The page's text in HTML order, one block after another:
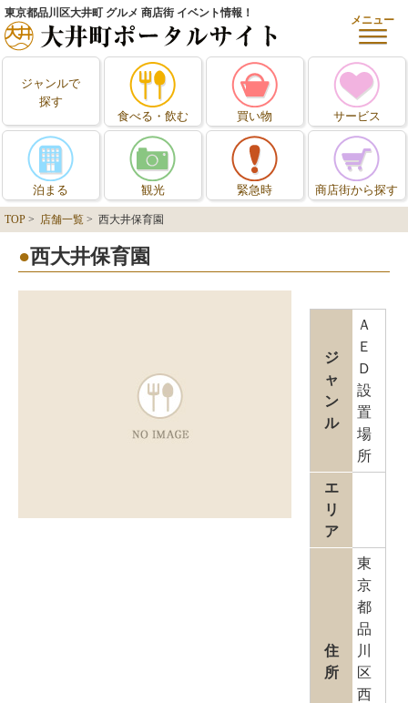
東京都品川区大井町 グルメ 商店街 イベント情報！
メニュー
ジャンルで
探す
食べる・飲む
買い物 サービス
泊まる 観光 緊急時 商店街から探す
TOP > 店舗一覧 > 西大井保育園
西大井保育園
ジ
ャ
ン
ル
Ａ
Ｅ
Ｄ
設
置
場
所
エ
リ
ア
住
所
東
京
都
品
川
区
西